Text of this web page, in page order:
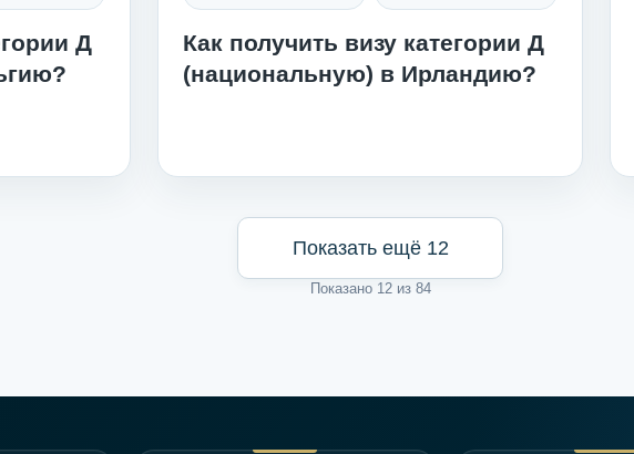
Д
Как получить визу категории Д
(национальную) в Ирландию?
Показать ещё 12
Показано 12 из 84